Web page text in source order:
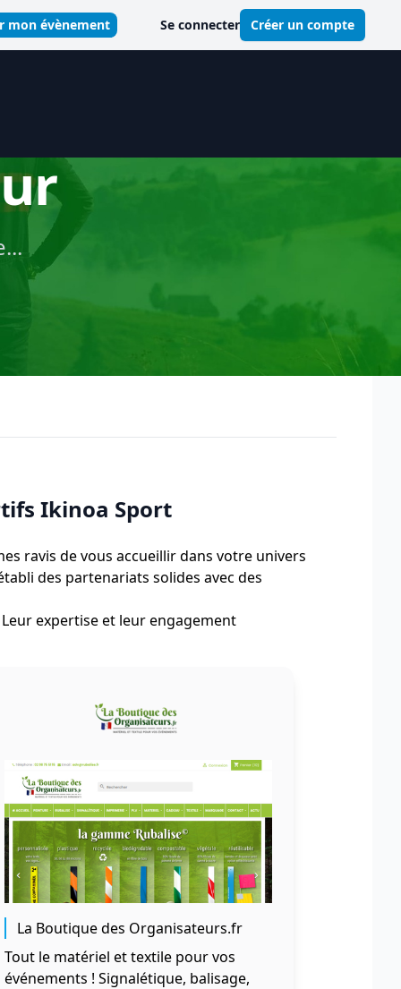
mon évènement Se connecter Créer un compte
Ikinoa Sport
ravis de vous accueillir dans votre univers
des partenariats solides avec des
expertise et leur engagement
La Boutique des Organisateurs.fr
Tout le matériel et textile pour vos
événements ! Signalétique, balisage,